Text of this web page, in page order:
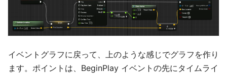
イベントグラフに戻って、上のような感じでグラフを作り
ます。ポイントは、BeginPlay イベントの先にタイムライ